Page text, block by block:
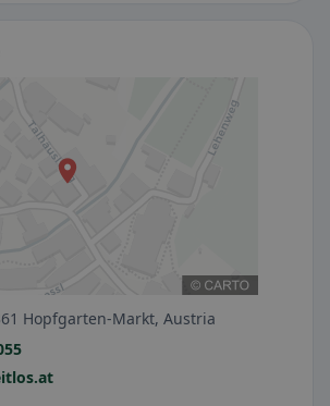
Hopfgarten-Markt, Austria